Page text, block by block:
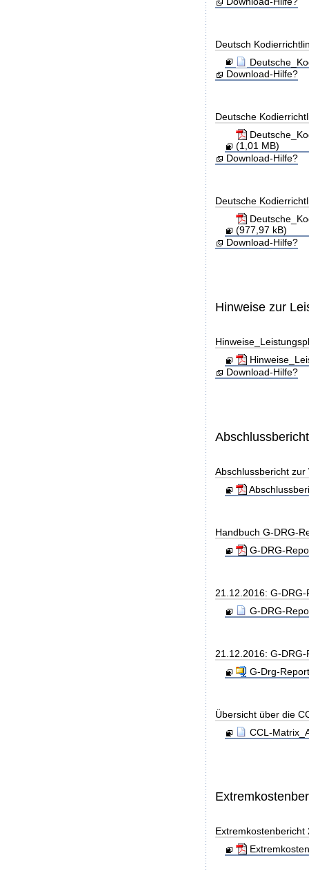
Deutsch
Download-Hilfe?
Deutsche
(1,01 MB)
Download-Hilfe?
Deutsche
(977,97 kB)
Download-Hilfe?
Hinweise zur
Download-Hilfe?
Abschlussbericht
Handbuch G-DRG-
G-DRG-
21.12.2016: G-
G-DRG-
21.12.2016: G-
G-Drg-
Übersicht über die
CCL-
Extremkostenbericht